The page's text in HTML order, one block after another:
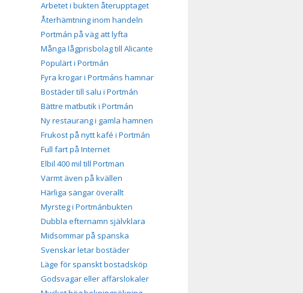
Arbetet i bukten återupptaget
Återhämtning inom handeln
Portmán på väg att lyfta
Många lågprisbolag till Alicante
Populärt i Portmán
Fyra krogar i Portmáns hamnar
Bostäder till salu i Portmán
Bättre matbutik i Portmán
Ny restaurang i gamla hamnen
Frukost på nytt kafé i Portmán
Full fart på Internet
Elbil 400 mil till Portman
Varmt även på kvällen
Härliga sängar överallt
Myrsteg i Portmánbukten
Dubbla efternamn självklara
Midsommar på spanska
Svenskar letar bostäder
Läge för spanskt bostadsköp
Godsvagar eller affärslokaler